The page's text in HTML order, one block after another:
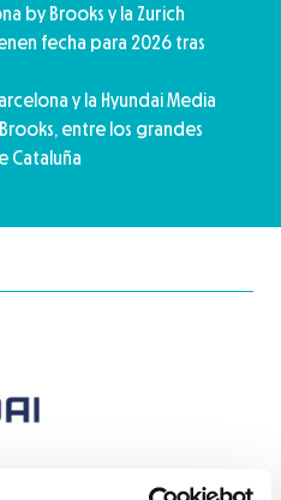
by Brooks y la Zurich
fecha para 2026 tras
y la Hyundai Media
entre los grandes
Cataluña